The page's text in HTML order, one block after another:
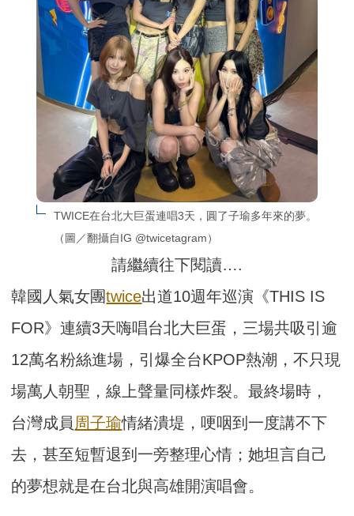
TWICE在台北大巨蛋連唱3天，圓了子瑜多年來的夢。
（圖／翻攝自IG @twicetagram）
請繼續往下閱讀….
韓國人氣女團twice出道10週年巡演《THIS IS
FOR》連續3天嗨唱台北大巨蛋，三場共吸引逾
12萬名粉絲進場，引爆全台KPOP熱潮，不只現
場萬人朝聖，線上聲量同樣炸裂。最終場時，
台灣成員 周子瑜情緒潰堤，哽咽到一度講不下
去，甚至短暫退到一旁整理心情；她坦言自己
的夢想就是在台北與高雄開演唱會。